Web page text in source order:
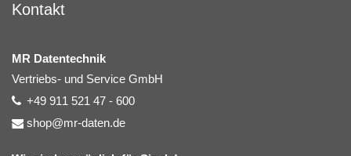
Kontakt
MR Datentechnik
Vertriebs- und Service GmbH
+49 911 521 47 - 600
shop@mr-daten.de